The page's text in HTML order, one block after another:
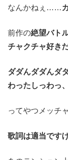
なんかねぇ……
前作の絶望バト
チャクチャ好き
ダダんダダんダ
わったしっわっ
ってやつメッチ
歌詞は適当です